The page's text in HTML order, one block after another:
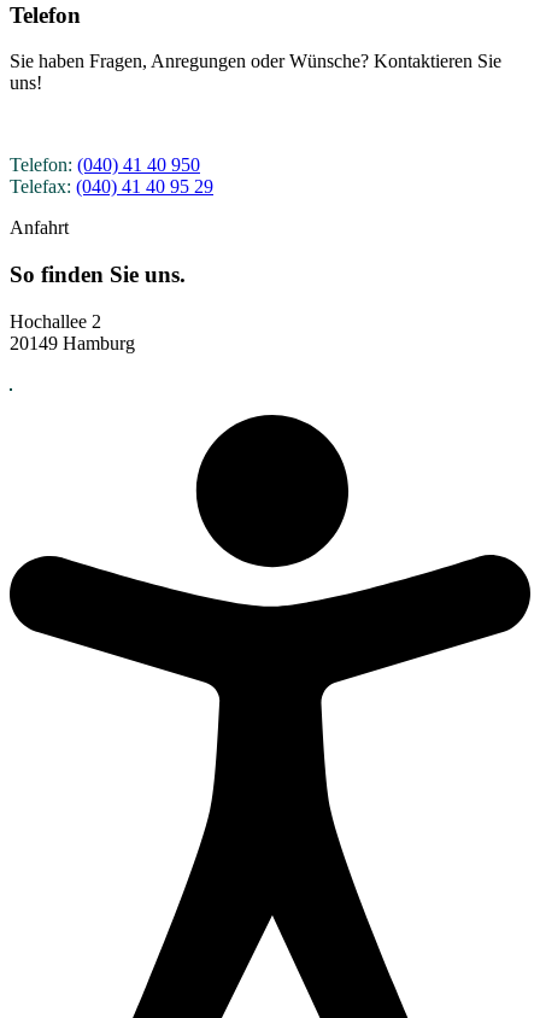
Telefon
Sie haben Fragen, Anregungen oder Wünsche? Kontaktieren Sie
uns!
Telefon: (040) 41 40 950
Telefax: (040) 41 40 95 29
Anfahrt
So finden Sie uns.
Hochallee 2
20149 Hamburg